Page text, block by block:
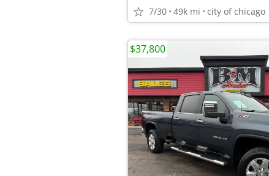
7/30 49k mi city of chicago
$37,800